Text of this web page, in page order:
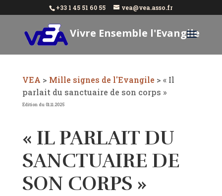
+33 1 45 51 60 55 vea@vea.asso.fr
Vivre Ensemble l'Evangile
VEA > Mille signes de l'Evangile > « Il
parlait du sanctuaire de son corps »
Edition du 01.11.2025
« IL PARLAIT DU
SANCTUAIRE DE
SON CORPS »